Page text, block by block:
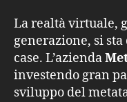
La realtà virtuale,
generazione, si
case. L’azienda
investendo gran
sviluppo del